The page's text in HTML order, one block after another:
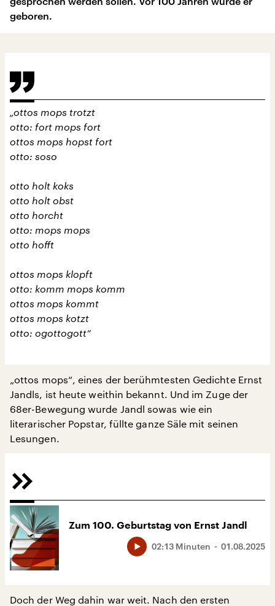
geboren.
„ottos mops trotzt
otto: fort mops fort
ottos mops hopst fort
otto: soso
otto holt koks
otto holt obst
otto horcht
otto: mops mops
otto hofft
ottos mops klopft
otto: komm mops komm
ottos mops kommt
ottos mops kotzt
otto: ogottogott“
„ottos mops“, eines der berühmtesten Gedichte Ernst
Jandls, ist heute weithin bekannt. Und im Zuge der
68er-Bewegung wurde Jandl sowas wie ein
literarischer Popstar, füllte ganze Säle mit seinen
Lesungen.
Zum 100. Geburtstag von Ernst Jandl
01.08.2025
02:13 Minuten
Doch der Weg dahin war weit. Nach den ersten